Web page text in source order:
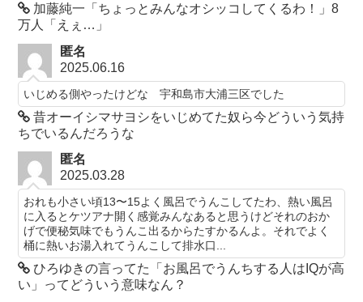
加藤純一「ちょっとみんなオシッコしてくるわ！」8
万人「えぇ…」
匿名
2025.06.16
いじめる側やったけどな 宇和島市大浦三区でした
昔オーイシマサヨシをいじめてた奴ら今どういう気持
ちでいるんだろうな
匿名
2025.03.28
おれも小さい頃13〜15よく風呂でうんこしてたわ、熱い風呂
に入るとケツアナ開く感覚みんなあると思うけどそれのおか
げで便秘気味でもうんこ出るからたすかるんよ。それでよく
桶に熱いお湯入れてうんこして排水口...
ひろゆきの言ってた「お風呂でうんちする人はIQが高
い」ってどういう意味なん？